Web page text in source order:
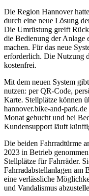
Die Region Hannover
durch eine neue Lösung
Die Umrüstung greift
die Bedienung der Anlage
machen. Für das neue
erforderlich. Die Nutzung
kostenfrei.
Mit dem neuen System
nutzen: per QR-Code,
Karte. Stellplätze können
hannover.bike-and-
Monat gebucht und bei
Kundensupport läuft
Die beiden Fahrradtürme
2023 in Betrieb
Stellplätze für Fahrräder.
Fahrradabstellanlagen am
eine verlässliche
und Vandalismus